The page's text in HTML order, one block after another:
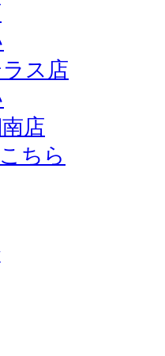
ス店
店
ちら